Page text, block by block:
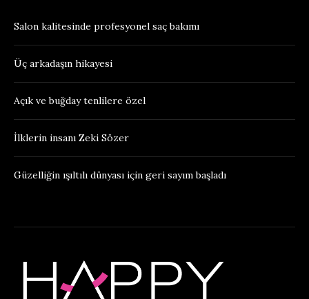
Salon kalitesinde profesyonel saç bakımı
Üç arkadaşın hikayesi
Açık ve buğday tenlilere özel
İlklerin insanı Zeki Sözer
Güzelliğin ışıltılı dünyası için geri sayım başladı